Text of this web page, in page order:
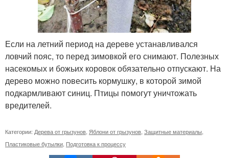
Если на летний период на дереве устанавливался
ловчий пояс, то перед зимовкой его снимают. Полезных
насекомых и божьих коровок обязательно отпускают. На
дерево можно повесить кормушку, в которой зимой
подкармливают синиц. Птицы помогут уничтожать
вредителей.
Категории: Дерева от грызунов, Яблони от грызунов, Защитные материалы,
Пластиковые бутылки, Подготовка к процессу